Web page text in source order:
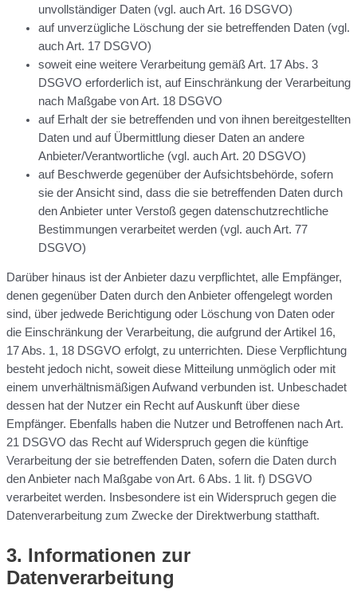
unvollständiger Daten (vgl. auch Art. 16 DSGVO)
auf unverzügliche Löschung der sie betreffenden Daten (vgl.
auch Art. 17 DSGVO)
soweit eine weitere Verarbeitung gemäß Art. 17 Abs. 3
DSGVO erforderlich ist, auf Einschränkung der Verarbeitung
nach Maßgabe von Art. 18 DSGVO
auf Erhalt der sie betreffenden und von ihnen bereitgestellten
Daten und auf Übermittlung dieser Daten an andere
Anbieter/Verantwortliche (vgl. auch Art. 20 DSGVO)
auf Beschwerde gegenüber der Aufsichtsbehörde, sofern
sie der Ansicht sind, dass die sie betreffenden Daten durch
den Anbieter unter Verstoß gegen datenschutzrechtliche
Bestimmungen verarbeitet werden (vgl. auch Art. 77
DSGVO)
Darüber hinaus ist der Anbieter dazu verpflichtet, alle Empfänger,
denen gegenüber Daten durch den Anbieter offengelegt worden
sind, über jedwede Berichtigung oder Löschung von Daten oder
die Einschränkung der Verarbeitung, die aufgrund der Artikel 16,
17 Abs. 1, 18 DSGVO erfolgt, zu unterrichten. Diese Verpflichtung
besteht jedoch nicht, soweit diese Mitteilung unmöglich oder mit
einem unverhältnismäßigen Aufwand verbunden ist. Unbeschadet
dessen hat der Nutzer ein Recht auf Auskunft über diese
Empfänger. Ebenfalls haben die Nutzer und Betroffenen nach Art.
21 DSGVO das Recht auf Widerspruch gegen die künftige
Verarbeitung der sie betreffenden Daten, sofern die Daten durch
den Anbieter nach Maßgabe von Art. 6 Abs. 1 lit. f) DSGVO
verarbeitet werden. Insbesondere ist ein Widerspruch gegen die
Datenverarbeitung zum Zwecke der Direktwerbung statthaft.
3. Informationen zur
Datenverarbeitung